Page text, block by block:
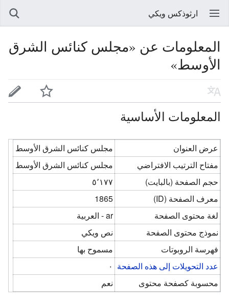
ارثوذكس ويكي
المعلومات عن «مجلس كنائس الشرق
الأوسط»
المعلومات الأساسية
عرض العنوان
مجلس كنائس الشرق الأوسط
مفتاح الترتيب الافتراضي
مجلس كنائس الشرق الأوسط
حجم الصفحة (بالبايت)
٥٬١٧٧
معرف الصفحة (ID)
1865
لغة محتوى الصفحة
ar - العربية
نموذج محتوى الصفحة
نص ويكي
فهرسة الروبوتات
مسموح بها
عدد التحويلات إلى هذه الصفحة ٠
محسوبة كصفحة محتوى
نعم